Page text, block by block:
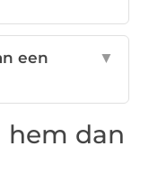
een
▼
hem dan